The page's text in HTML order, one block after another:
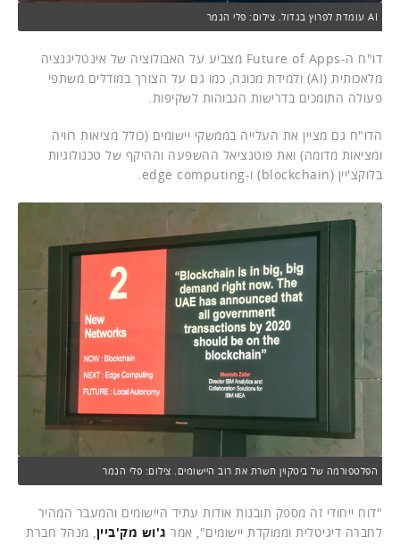
AI עומדת לפרוץ בגדול. צילום: פלי הנמר
דו"ח ה-Future of Apps מצביע על האבולוציה של אינטליגנציה
מלאכותית (AI) ולמידת מכונה, כמו גם על הצורך במודלים משתפי
פעולה התומכים בדרישות הגבוהות לשקיפות.
הדו"ח גם מציין את העלייה בממשקי יישומים (כולל מציאות רוויה
ומציאות מדומה) ואת פוטנציאל ההשפעה וההיקף של טכנולוגיות
בלוקצ'יין (blockchain) ו-edge computing.
הפלטפורמה של ביטקוין תשרת את רוב היישומים. צילום: פלי הנמר
"דוח ייחודי זה מספק תובנות אודות עתיד היישומים והמעבר המהיר
לחברה דיגיטלית וממוקדת יישומים", אמר ג'וש מק'ביין, מנהל חברת